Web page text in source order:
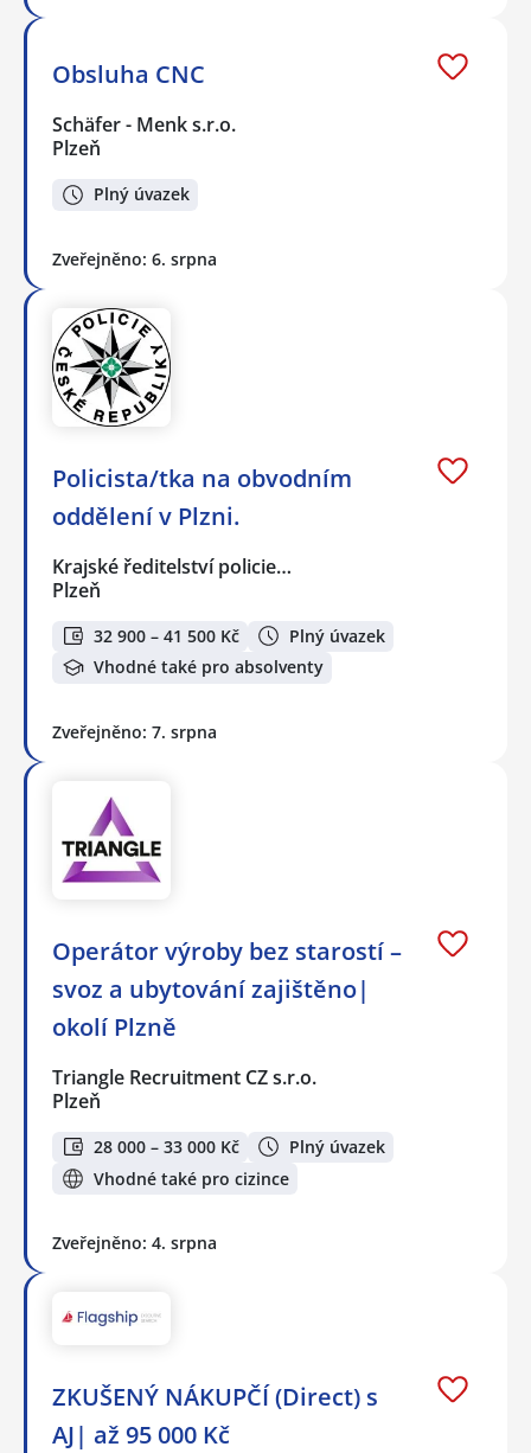
Obsluha CNC
Schäfer - Menk s.r.o.
Plzeň
Plný úvazek
Zveřejněno: 6. srpna
Policista/tka na obvodním
oddělení v Plzni.
Krajské ředitelství policie…
Plzeň
32 900 – 41 500 Kč
Plný úvazek
Vhodné také pro absolventy
Zveřejněno: 7. srpna
Operátor výroby bez starostí –
svoz a ubytování zajištěno|
okolí Plzně
Triangle Recruitment CZ s.r.o.
Plzeň
28 000 – 33 000 Kč
Plný úvazek
Vhodné také pro cizince
Zveřejněno: 4. srpna
ZKUŠENÝ NÁKUPČÍ (Direct) s
AJ| až 95 000 Kč